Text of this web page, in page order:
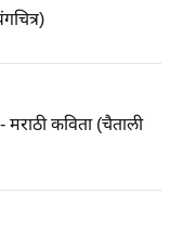
कविता (चैताली